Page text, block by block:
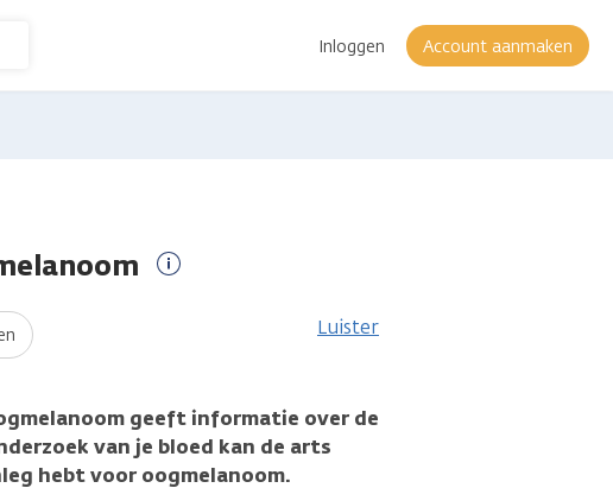
Inloggen Account aanmaken
Luister
geeft informatie over de
van je bloed kan de arts
hebt voor oogmelanoom.